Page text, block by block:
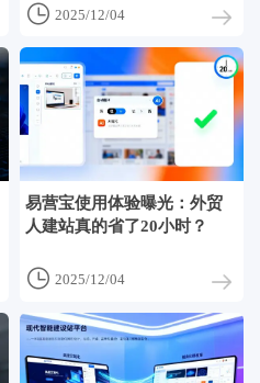
 2025/12/04
易营宝使用体验曝光：外贸
人建站真的省了20小时？
 2025/12/04